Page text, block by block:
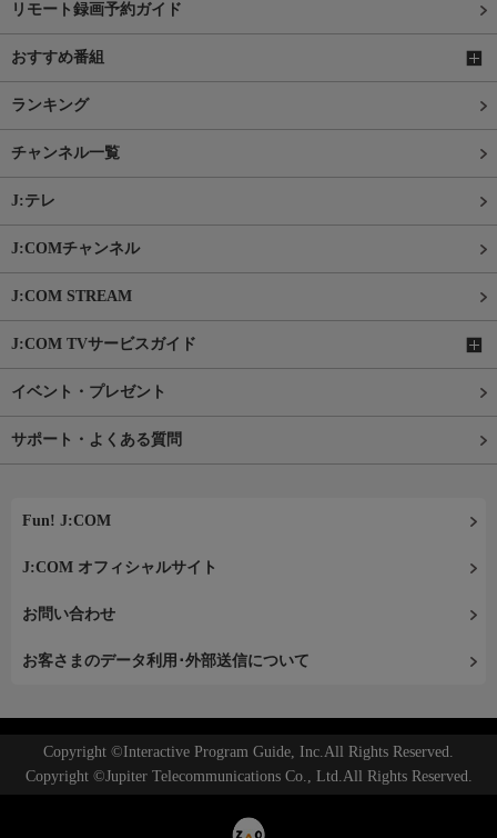
リモート録画予約ガイド
おすすめ番組
ランキング
チャンネル一覧
J:テレ
J:COMチャンネル
J:COM STREAM
J:COM TVサービスガイド
イベント・プレゼント
サポート・よくある質問
Fun! J:COM
J:COM オフィシャルサイト
お問い合わせ
お客さまのデータ利用･外部送信について
Copyright ©Interactive Program Guide, Inc.All Rights Reserved.
Copyright ©Jupiter Telecommunications Co., Ltd.All Rights Reserved.